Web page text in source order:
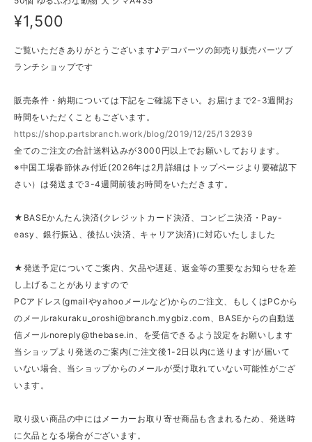
¥1,500
ご覧いただきありがとうございます♪デコパーツの卸売り販売パーツブ
ランチショップです
販売条件・納期については下記をご確認下さい。お届けまで2-3週間お
時間をいただくこともございます。
https://shop.partsbranch.work/blog/2019/12/25/132939
全てのご注文の合計送料込みが3000円以上でお願いしております。
※中国工場春節休み付近(2026年は2月詳細はトップページより要確認下
さい）は発送まで3-4週間前後お時間をいただきます。
★BASEかんたん決済(クレジットカード決済、コンビニ決済・Pay-
easy、銀行振込、後払い決済、キャリア決済)に対応いたしました
★発送予定についてご案内、欠品や遅延、返金等の重要なお知らせを差
し上げることがありますので
PCアドレス(gmailやyahooメールなど)からのご注文、もしくはPCから
のメールrakuraku_oroshi@branch.mygbiz.com、BASEからの自動送
信メールnoreply@thebase.in 、を受信できるよう設定をお願いします
当ショップより発送のご案内(ご注文後1-2日以内に送ります)が届いて
いない場合、当ショップからのメールが受け取れていない可能性がござ
います。
取り扱い商品の中にはメーカーお取り寄せ商品も含まれるため、発送時
に欠品となる場合がございます。